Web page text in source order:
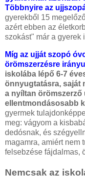
Többnyire az
gyerekből 15
azért ebben az
szokást" már a gyerek
Míg az ujját szopó
örömszerzésre irányul
iskolába lépő 6-7
önnyugtatásra, saját
a nyíltan örömszerző
ellentmondásosabb
gyermek
meg: vágyom a
dedósnak, és
magamra, amiért nem
felsebzése fájdalmas,
Nemcsak az